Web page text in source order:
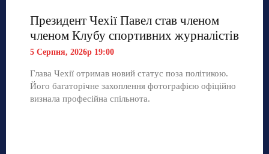
Президент Чехії Павел став членом
членом Клубу спортивних журналістів
5 Серпня, 2026р 19:00
Глава Чехії отримав новий статус поза політикою.
Його багаторічне захоплення фотографією офіційно
визнала професійна спільнота.